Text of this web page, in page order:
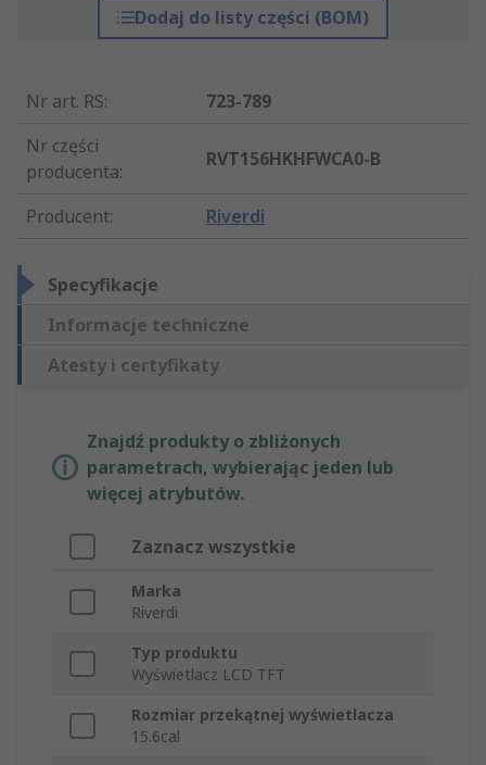
Dodaj do listy części (BOM)
Nr art. RS:
723-789
Nr części
producenta:
RVT156HKHFWCA0-B
Producent: Riverdi
Specyfikacje
Informacje techniczne
Atesty i certyfikaty
Znajdź produkty o zbliżonych
parametrach, wybierając jeden lub
więcej atrybutów.
Zaznacz wszystkie
Marka
Riverdi
Typ produktu
Wyświetlacz LCD TFT
Rozmiar przekątnej wyświetlacza
15.6cal